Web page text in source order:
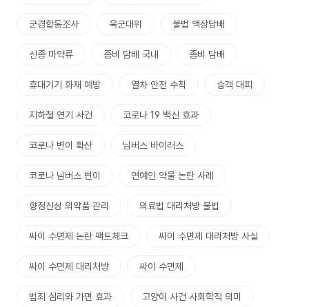
군경합동조사 육군대위 불법 액상담배
신종 마약류 좀비 담배 국내 좀비 담배
휴대기기 화재 예방 열차 안전 수칙 승객 대피
지하철 연기 사건 코로나 19 백신 효과
코로나 변이 확산 님버스 바이러스
코로나 님버스 변이 연예인 약물 논란 사례
향정신성 의약품 관리 의료법 대리처방 불법
싸이 수면제 논란 팩트체크 싸이 수면제 대리처방 사실
싸이 수면제 대리처방 싸이 수면제
범죄 심리와 가면 효과 고양이 사건 사회학적 의미